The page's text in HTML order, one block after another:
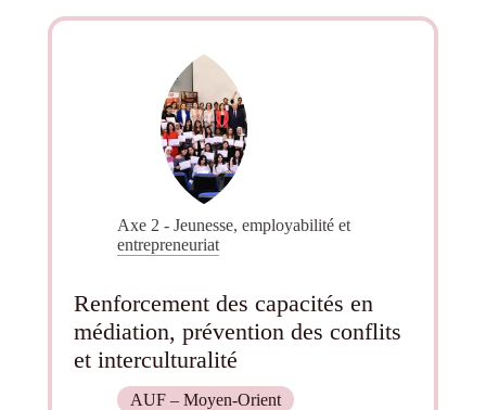
Axe 2 - Jeunesse, employabilité et
entrepreneuriat
Renforcement des capacités en
médiation, prévention des conflits
et interculturalité
AUF – Moyen-Orient